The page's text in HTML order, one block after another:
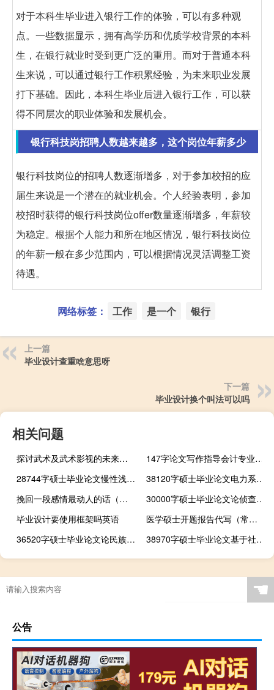
对于本科生毕业进入银行工作的体验，可以有多种观
点。一些数据显示，拥有高学历和优质学校背景的本科
生，在银行就业时受到更广泛的重用。而对于普通本科
生来说，可以通过银行工作积累经验，为未来职业发展
打下基础。因此，本科生毕业后进入银行工作，可以获
得不同层次的职业体验和发展机会。
银行科技岗招聘人数越来越多，这个岗位年薪多少
银行科技岗位的招聘人数逐渐增多，对于参加校招的应
届生来说是一个潜在的就业机会。个人经验表明，参加
校招时获得的银行科技岗位offer数量逐渐增多，年薪较
为稳定。根据个人能力和所在地区情况，银行科技岗位
的年薪一般在多少范围内，可以根据情况灵活调整工资
待遇。
网络标签： 工作 是一个 银行
上一篇
毕业设计查重啥意思呀
下一篇
毕业设计换个叫法可以吗
相关问题
探讨武术及武术影视的未来发展,中国电影史上的网络小说与1500字论文
147字论文写作指导会计专业毕业论文参考课题2
28744字硕士毕业论文慢性浅表性胃炎药物治疗文献的循证医学研究
38120字硕士毕业论文电力系统安全稳定储能容量概念分析
挽回一段感情最动人的话（挽回感情的最后一招）
30000字硕士毕业论文论侦查阶段恢复性司法有限适用的制度完善
毕业设计要使用框架吗英语
医学硕士开题报告代写（常见问题）,如何撰写临床医学专业硕士毕业报告
36520字硕士毕业论文论民族社会工作的实践
38970字硕士毕业论文基于社会语言学的网络校园小说名称研究
☚
公告